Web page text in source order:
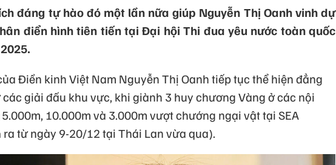
đáng tự hào đó một lần nữa giúp Nguyễn Thị Oanh vinh dự
điển hình tiên tiến tại Đại hội Thi đua yêu nước toàn quốc
Điền kinh Việt Nam Nguyễn Thị Oanh tiếp tục thể hiện đẳng
giải đấu khu vực, khi giành 3 huy chương Vàng ở các nội
10.000m và 3.000m vượt chướng ngại vật tại SEA
ra từ ngày 9-20/12 tại Thái Lan vừa qua).